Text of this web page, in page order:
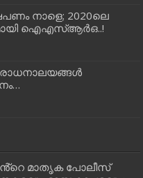
നാളെ; 2020ലെ
ഐഎസ്‌ആര്‍ഒ..!
മാതൃക പോലീസ്